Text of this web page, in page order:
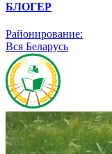
БЛОГЕР
Районирование:
Вся Беларусь